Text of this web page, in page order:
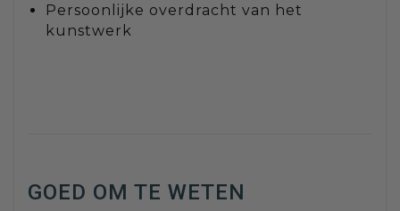
Persoonlijke overdracht van het
kunstwerk
GOED OM TE WETEN